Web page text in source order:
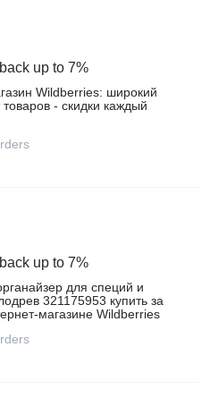
up to 7%
Wildberries: широкий
- скидки каждый
up to 7%
для специй и
321175953 купить за
Wildberries